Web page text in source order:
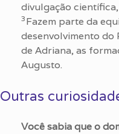
divulgação
3 Fazem parte da
desenvolvimento do
de Adriana, as
Augusto.
Outras
Você sabia que o